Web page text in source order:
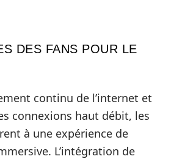
DES FANS POUR LE
continu de l’internet et
connexions haut débit, les
à une expérience de
L’intégration de